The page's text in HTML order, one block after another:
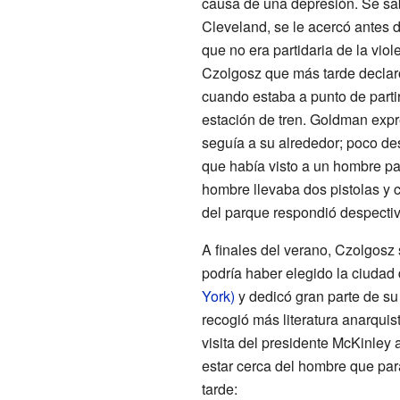
Cleveland, se le acercó antes
que no era partidaria de la
Czolgosz que más tarde
cuando estaba a punto de
estación de tren. Goldman
seguía a su alrededor; poco
que había visto a un hombre
hombre llevaba dos pistolas y
del parque respondió
A finales del verano,
podría haber elegido la
York) y dedicó gran parte de
recogió más literatura
visita del presidente McKinley
estar cerca del hombre que
tarde: